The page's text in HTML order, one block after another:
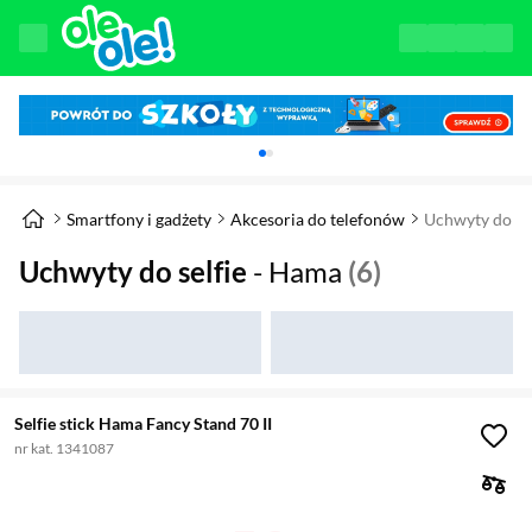
Karuzela z banerami, aktualny element 1 z
Smartfony i gadżety Akcesoria do telefonów Uchwyty do
Uchwyty do selfie - Hama (6)
Selfie stick Hama Fancy Stand 70 II
nr kat. 1341087